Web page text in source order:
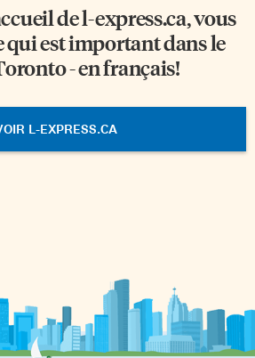
del-express.ca, vous
qui est important dans le
- en français!
L-EXPRESS.CA